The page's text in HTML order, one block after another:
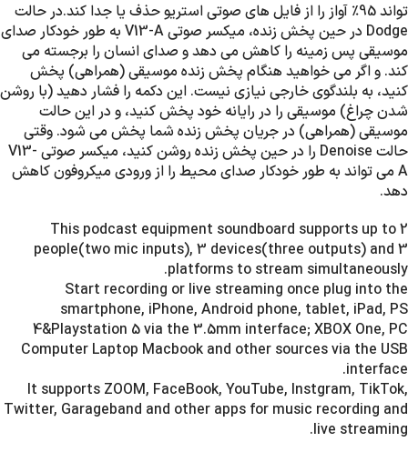
تواند 95٪ آواز را از فایل های صوتی استریو حذف یا جدا کند.در حالت
Dodge در حین پخش زنده، میکسر صوتی V13-A به طور خودکار صدای
موسیقی پس زمینه را کاهش می دهد و صدای انسان را برجسته می
کند. و اگر می خواهید هنگام پخش زنده موسیقی (همراهی) پخش
کنید، به بلندگوی خارجی نیازی نیست. این دکمه را فشار دهید (با روشن
شدن چراغ) موسیقی را در رایانه خود پخش کنید، و در این حالت
موسیقی (همراهی) در جریان پخش زنده شما پخش می شود. وقتی
حالت Denoise را در حین پخش زنده روشن کنید، میکسر صوتی V13-
A می تواند به طور خودکار صدای محیط را از ورودی میکروفون کاهش
دهد.
This podcast equipment soundboard supports up to 2
people(two mic inputs), 3 devices(three outputs) and 3
platforms to stream simultaneously.
Start recording or live streaming once plug into the
smartphone, iPhone, Android phone, tablet, iPad, PS
4&Playstation 5 via the 3.5mm interface; XBOX One, PC
Computer Laptop Macbook and other sources via the USB
interface.
It supports ZOOM, FaceBook, YouTube, Instgram, TikTok,
Twitter, Garageband and other apps for music recording and
live streaming.